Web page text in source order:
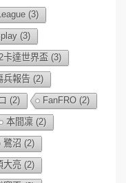
(3)
(3)
卡達世界盃 (3)
兵報告 (2)
(2) FanFRO (2)
本間凜 (2)
鷺沼 (2)
大亮 (2)